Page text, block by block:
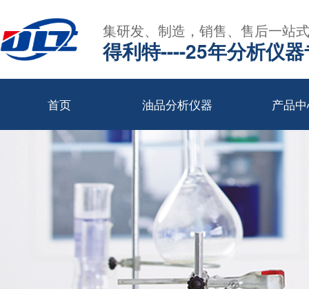
集研发、制造，销售、售后一站
得利特----25年分析仪
首页 油品分析仪器 产品